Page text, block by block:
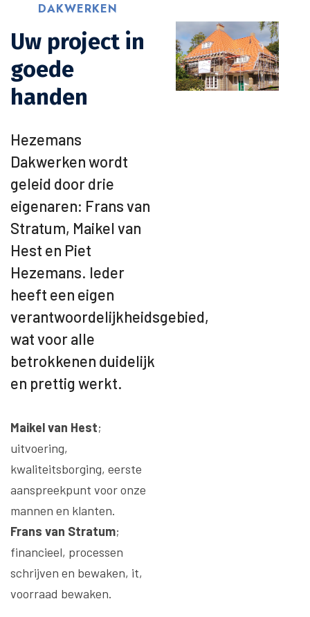
DAKWERKEN
Uw project in
goede
handen
Hezemans
Dakwerken wordt
geleid door drie
eigenaren: Frans van
Stratum, Maikel van
Hest en Piet
Hezemans. Ieder
heeft een eigen
verantwoordelijkheidsgebied,
wat voor alle
betrokkenen duidelijk
en prettig werkt.
Maikel van Hest;
uitvoering,
kwaliteitsborging, eerste
aanspreekpunt voor onze
mannen en klanten.
Frans van Stratum;
financieel, processen
schrijven en bewaken, it,
voorraad bewaken.